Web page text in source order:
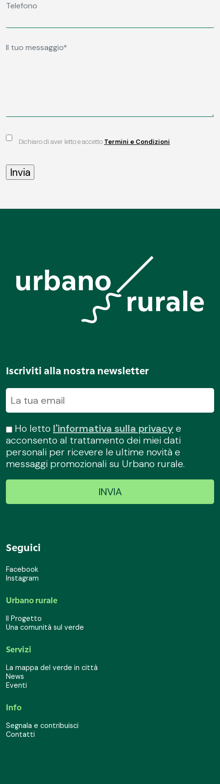
Dichiaro di aver letto e accetto Termini e Condizioni
Iscriviti alla nostra newsletter
Ho letto l'informativa sulla privacye
acconsento al trattamento dei miei dati
personali per ricevere le ultime novità e
messaggi promozionali su Urbano rurale.
Seguici
Facebook
Instagram
Urbano rurale
Il Progetto
Una comunità sul verde
Servizi
La mappa del verde in città
News
Eventi
Info
Segnala e contribuisci
Contatti